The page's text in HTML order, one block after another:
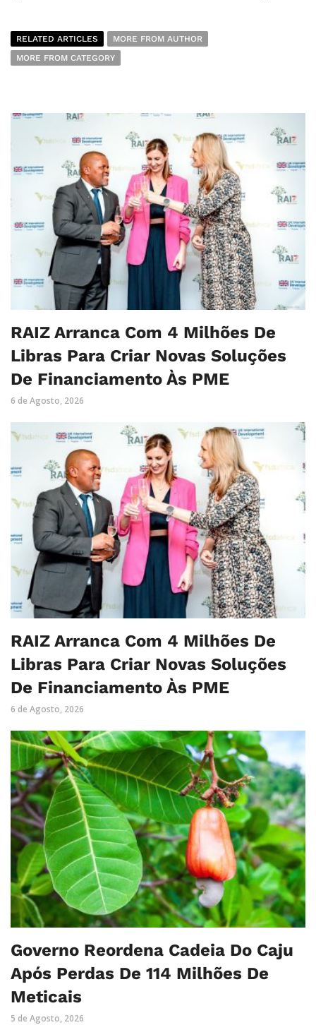
RELATED ARTICLES
MORE FROM AUTHOR
MORE FROM CATEGORY
RAIZ Arranca Com 4 Milhões De
Libras Para Criar Novas Soluções
De Financiamento Às PME
6 de Agosto, 2026
RAIZ Arranca Com 4 Milhões De
Libras Para Criar Novas Soluções
De Financiamento Às PME
6 de Agosto, 2026
Governo Reordena Cadeia Do Caju
Após Perdas De 114 Milhões De
Meticais
5 de Agosto, 2026